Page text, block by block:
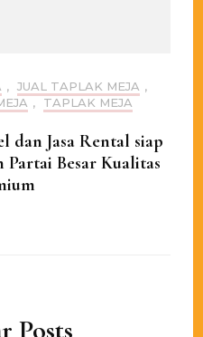
, JUAL TAPLAK MEJA ,
, TAPLAK MEJA
dan Jasa Rental siap
Partai Besar Kualitas
Posts